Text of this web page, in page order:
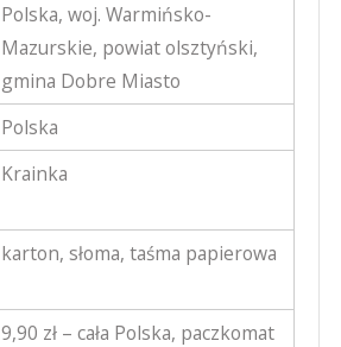
Polska, woj. Warmińsko-
Mazurskie, powiat olsztyński,
gmina Dobre Miasto
Polska
Krainka
karton, słoma, taśma papierowa
9,90 zł – cała Polska, paczkomat